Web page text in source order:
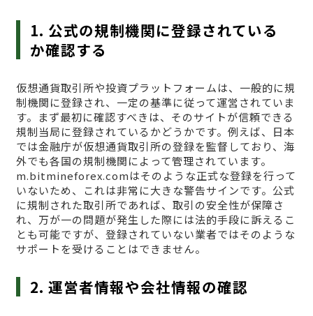
1. 公式の規制機関に登録されている
か確認する
仮想通貨取引所や投資プラットフォームは、一般的に規
制機関に登録され、一定の基準に従って運営されていま
す。まず最初に確認すべきは、そのサイトが信頼できる
規制当局に登録されているかどうかです。例えば、日本
では金融庁が仮想通貨取引所の登録を監督しており、海
外でも各国の規制機関によって管理されています。
m.bitmineforex.comはそのような正式な登録を行って
いないため、これは非常に大きな警告サインです。公式
に規制された取引所であれば、取引の安全性が保障さ
れ、万が一の問題が発生した際には法的手段に訴えるこ
とも可能ですが、登録されていない業者ではそのような
サポートを受けることはできません。
2. 運営者情報や会社情報の確認